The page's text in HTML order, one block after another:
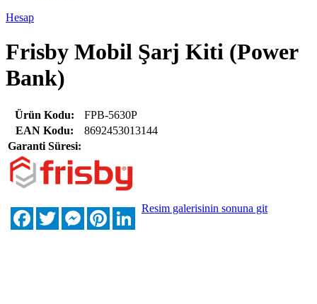
Hesap
Frisby Mobil Şarj Kiti (Power
Bank)
Ürün Kodu:
FPB-5630P
EAN Kodu:
8692453013144
Garanti Süresi:
FacebookTwitterMessengerPinterestLinkedIn
Resim galerisinin sonuna git